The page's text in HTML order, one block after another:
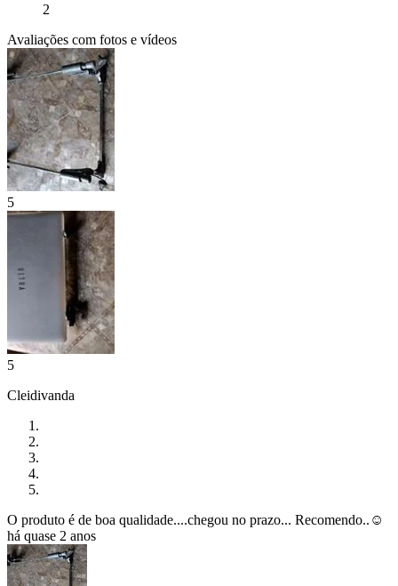
2
Avaliações com fotos e vídeos
5
5
Cleidivanda
O produto é de boa qualidade....chegou no prazo... Recomendo..☺️
há quase 2 anos